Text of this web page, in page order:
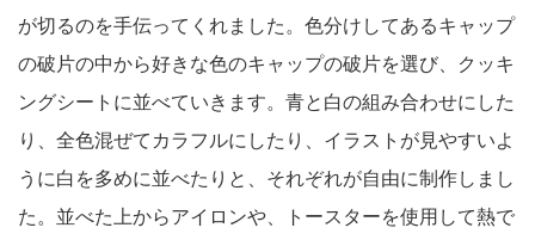
が切るのを手伝ってくれました。色分けしてあるキャップ
の破片の中から好きな色のキャップの破片を選び、クッキ
ングシートに並べていきます。青と白の組み合わせにした
り、全色混ぜてカラフルにしたり、イラストが見やすいよ
うに白を多めに並べたりと、それぞれが自由に制作しまし
た。並べた上からアイロンや、トースターを使用して熱で